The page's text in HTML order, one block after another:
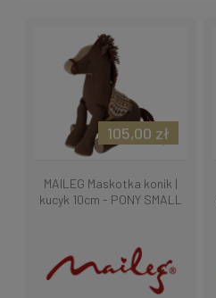
MAILEG Maskotka konik |
kucyk 10cm - PONY SMALL
105,00 zł